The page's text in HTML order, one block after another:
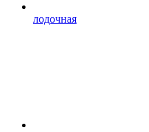
лодочная